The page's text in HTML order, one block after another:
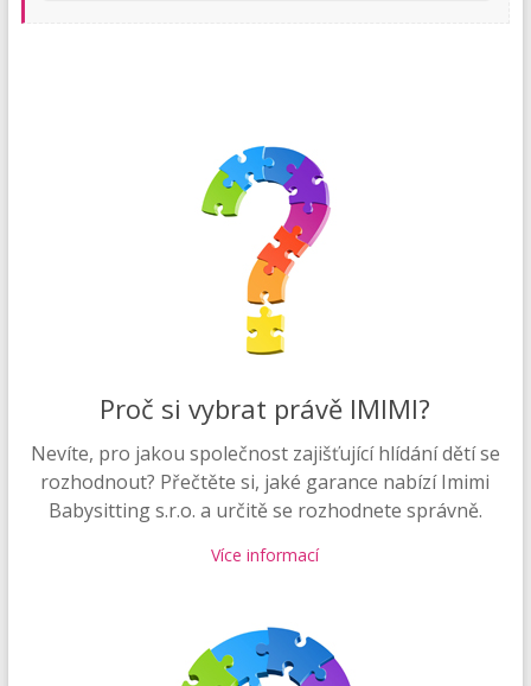
Proč si vybrat právě IMIMI?
Nevíte, pro jakou společnost zajišťující hlídání dětí se
rozhodnout? Přečtěte si, jaké garance nabízí Imimi
Babysitting s.r.o. a určitě se rozhodnete správně.
Více informací